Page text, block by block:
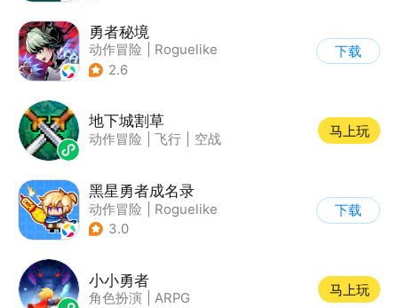
勇者秘境
动作冒险
Roguelike
| 冒险
2.6
下载
地下城割草
动作冒险 飞行 空战
马上玩
黑星勇者成名录
动作冒险
Roguelike
| 地牢
3.0
下载
小小勇者
角色扮演 ARPG
马上玩